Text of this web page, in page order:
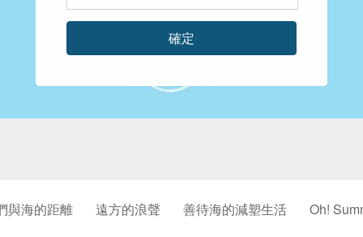
與海的距離 遠方的浪聲 善待海的減塑生活 Oh!
確定